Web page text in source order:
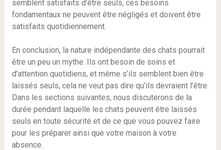
semblent satisfaits d’être seuls, ces besoins
fondamentaux ne peuvent être négligés et doivent être
satisfaits quotidiennement.
En conclusion, la nature indépendante des chats pourrait
être un peu un mythe. Ils ont besoin de soins et
d’attention quotidiens, et même s’ils semblent bien être
laissés seuls, cela ne veut pas dire qu’ils devraient l’être.
Dans les sections suivantes, nous discuterons de la
durée pendant laquelle les chats peuvent être laissés
seuls en toute sécurité et de ce que vous pouvez faire
pour les préparer ainsi que votre maison à votre
absence.